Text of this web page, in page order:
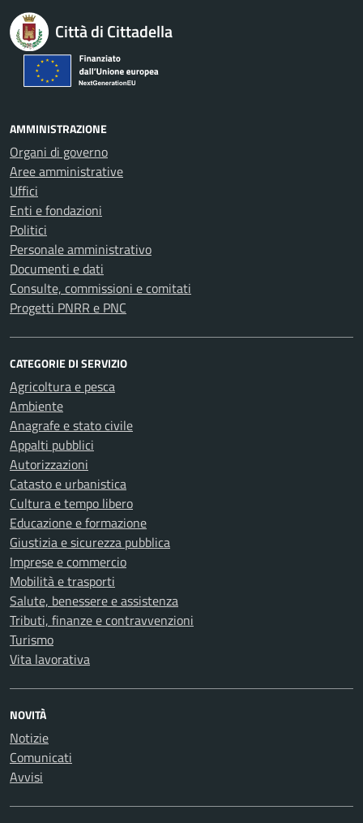
Città di Cittadella
AMMINISTRAZIONE
Organi di governo
Aree amministrative
Uffici
Enti e fondazioni
Politici
Personale amministrativo
Documenti e dati
Consulte, commissioni e comitati
Progetti PNRR e PNC
CATEGORIE DI SERVIZIO
Agricoltura e pesca
Ambiente
Anagrafe e stato civile
Appalti pubblici
Autorizzazioni
Catasto e urbanistica
Cultura e tempo libero
Educazione e formazione
Giustizia e sicurezza pubblica
Imprese e commercio
Mobilità e trasporti
Salute, benessere e assistenza
Tributi, finanze e contravvenzioni
Turismo
Vita lavorativa
NOVITÀ
Notizie
Comunicati
Avvisi